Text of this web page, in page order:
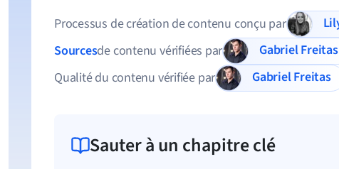
Processus de création de contenu conçu par
Sourcesde contenu vérifiées par
Gabriel Freitas
Qualité du contenu vérifiée par
Gabriel Freitas
Sauter à un chapitre clé